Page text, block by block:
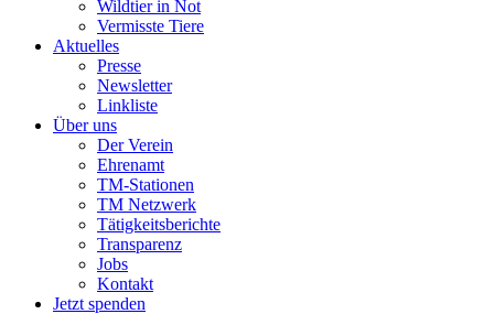
Wildtier in Not
Vermisste Tiere
Aktuelles
Presse
Newsletter
Linkliste
Über uns
Der Verein
Ehrenamt
TM-Stationen
TM Netzwerk
Tätigkeitsberichte
Transparenz
Jobs
Kontakt
Jetzt spenden